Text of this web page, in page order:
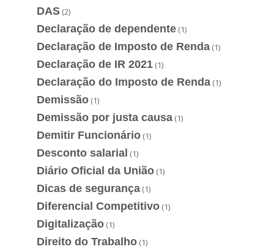
DAS (2)
Declaração de dependente (1)
Declaração de Imposto de Renda (1)
Declaração de IR 2021 (1)
Declaração do Imposto de Renda (1)
Demissão (1)
Demissão por justa causa (1)
Demitir Funcionário (1)
Desconto salarial (1)
Diário Oficial da União (1)
Dicas de segurança (1)
Diferencial Competitivo (1)
Digitalização (1)
Direito do Trabalho (1)